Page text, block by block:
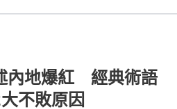
內地爆紅 經典術語
不敗原因